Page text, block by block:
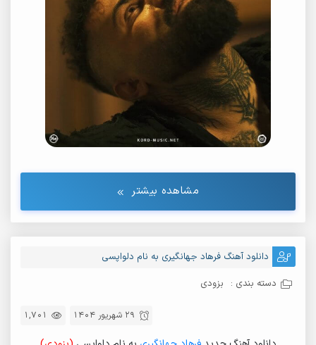
مشاهده بیشتر
دانلود آهنگ فرهاد جهانگیری به نام دلواپسی
دسته بندی : بزودی
1,701 29 شهریور 1404